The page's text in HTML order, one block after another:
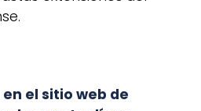
el sitio web de